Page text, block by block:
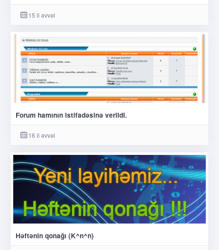
15 il əvvəl
Forum hamının istifadəsinə verildi.
16 il əvvəl
Həftənin qonağı (K^n^n)